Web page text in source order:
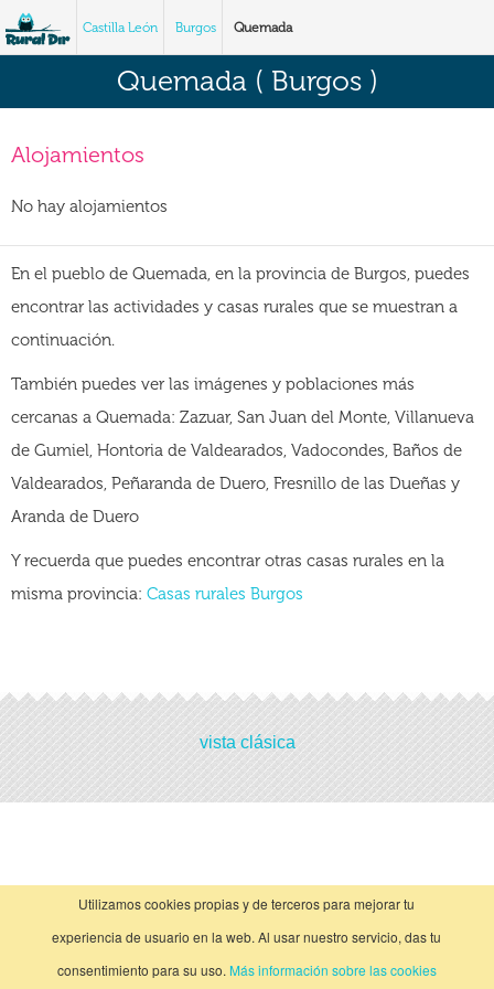
Castilla León Burgos Quemada
Quemada ( Burgos )
Alojamientos
No hay alojamientos
En el pueblo de Quemada, en la provincia de Burgos, puedes
encontrar las actividades y casas rurales que se muestran a
continuación.
También puedes ver las imágenes y poblaciones más
cercanas a Quemada: Zazuar, San Juan del Monte, Villanueva
de Gumiel, Hontoria de Valdearados, Vadocondes, Baños de
Valdearados, Peñaranda de Duero, Fresnillo de las Dueñas y
Aranda de Duero
Y recuerda que puedes encontrar otras casas rurales en la
misma provincia: Casas rurales Burgos
Actividades
No hay actividades
Utilizamos cookies propias y de terceros para mejorar tu
experiencia de usuario en la web. Al usar nuestro servicio, das tu
consentimiento para su uso. Más información sobre las cookies
vista clásica